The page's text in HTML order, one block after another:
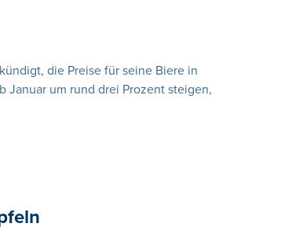
die Preise für seine Biere in
Januar um rund drei Prozent steigen,